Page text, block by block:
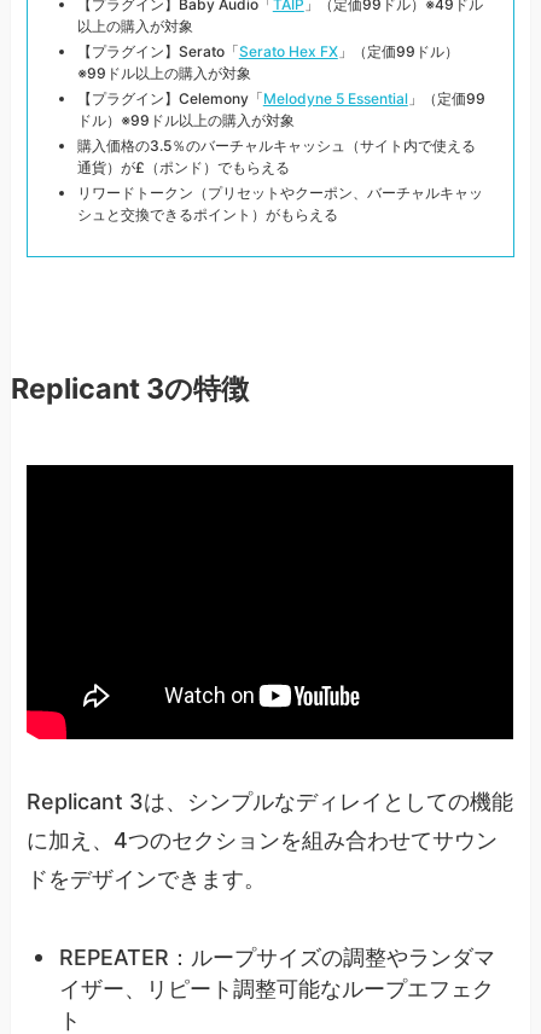
【プラグイン】Baby Audio「 TAIP 」（定価99ドル）※49ドル
以上の購入が対象
【プラグイン】Serato「Serato Hex FX」（定価99ドル）
※99ドル以上の購入が対象
【プラグイン】Celemony「Melodyne 5 Essential」（定価99
ドル）※99ドル以上の購入が対象
購入価格の3.5％のバーチャルキャッシュ（サイト内で使える
通貨）が£（ポンド）でもらえる
リワードトークン（プリセットやクーポン、バーチャルキャッ
シュと交換できるポイント）がもらえる
Replicant 3の特徴
Replicant 3は、シンプルなディレイとしての機能
に加え、4つのセクションを組み合わせてサウン
ドをデザインできます。
REPEATER：ループサイズの調整やランダマ
イザー、リピート調整可能なループエフェク
ト